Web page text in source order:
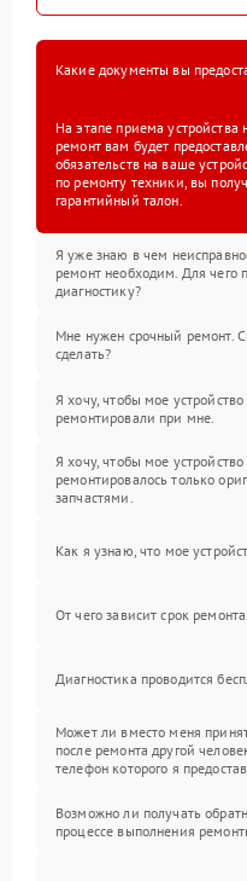
Какие документы вы
На этапе приема
ремонт вам будет
обязательств на ваше
по ремонту техники, вы
гарантийный талон.
Я уже знаю в чем
ремонт необходим. Для чего
диагностику?
Мне нужен срочный ремонт.
сделать?
Я хочу, чтобы мое устройство
ремонтировали при мне.
Я хочу, чтобы мое устройство
ремонтировалось только
запчастями.
Как я узнаю, что мое
От чего зависит срок
Диагностика проводится
Может ли вместо меня
после ремонта другой
телефон которого я
Возможно ли получать
процессе выполнения